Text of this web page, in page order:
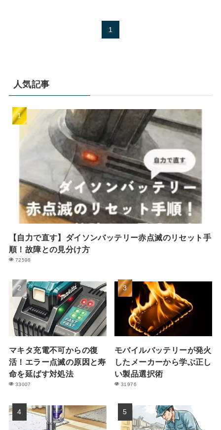
1
人気記事
【自力で直す】ダイソンバッテリー赤点滅のリセット手
順！故障との見分け方
72598
マキタ充電不可からの復
活！エラー点滅の原因と寿
命を延ばす対処法
33007
モバイルバッテリーが発火
したメーカーから学ぶ正し
い製品選択術
31976